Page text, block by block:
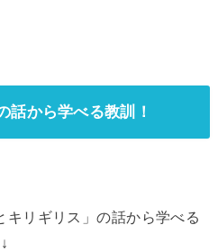
話から学べる教訓！
キリギリス」の話から学べる